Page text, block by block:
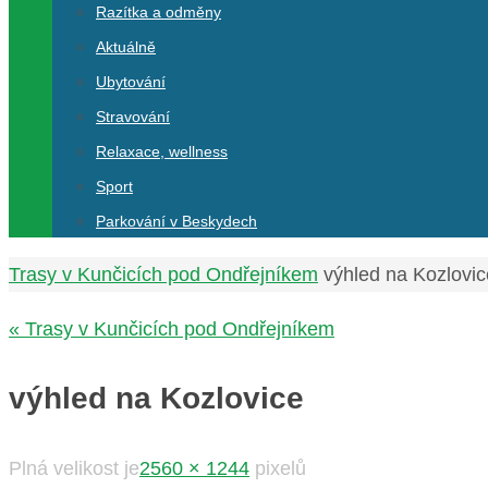
Razítka a odměny
Aktuálně
Ubytování
Stravování
Relaxace, wellness
Sport
Parkování v Beskydech
Home
Trasy v Kunčicích pod Ondřejníkem výhled na
« Trasy v Kunčicích pod Ondřejníkem
výhled na Kozlovice
Plná velikost je2560 × 1244 pixelů